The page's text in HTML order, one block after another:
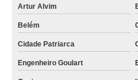
Artur Alvim
Belém
Cidade Patriarca
Engenheiro Goulart